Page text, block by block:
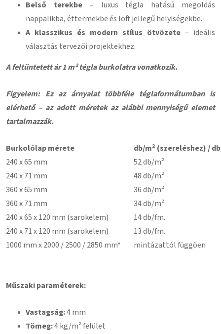
Belső terekbe– luxus tégla hatású megoldás
nappalikba, éttermekbe és loft jellegű helyiségekbe.
A klasszikus és modern stílus ötvözete – ideális
választás tervezői projektekhez.
A feltüntetett ár 1 m² tégla burkolatra vonatkozik.
Figyelem: Ez az árnyalat többféle téglaformátumban is
elérhető – az adott méretek az alábbi mennyiségű elemet
tartalmazzák.
Burkolólap mérete
db/m² (szereléshez) /
240 x 65 mm
52 db/m²
240 x 71 mm
48 db/m²
360 x 65 mm
36 db/m²
360 x 71 mm
34 db/m²
240 x 65 x 120 mm (sarokelem)
14 db/fm.
240 x 71 x 120 mm (sarokelem)
13 db/fm.
1000 mm x 2000 / 2500 / 2850 mm*
mintázattól függően
Műszaki paraméterek:
Vastagság:4 mm
Tömeg:4 kg/m² felület